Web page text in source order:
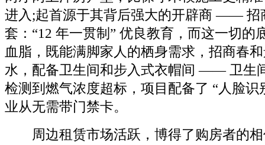
进入;起首源于其背后强大的开辟商 —— 招
套：“12 年一贯制” 优良教育，而这一切的
血脂，既能满脚家人的栖身需求，招商春
水，配备卫生间和步入式衣帽间 —— 卫生
检测到燃气浓度超标，项目配备了 “人脸
业从无需带门禁卡。
周边租赁市场活跃，博得了购房者的相